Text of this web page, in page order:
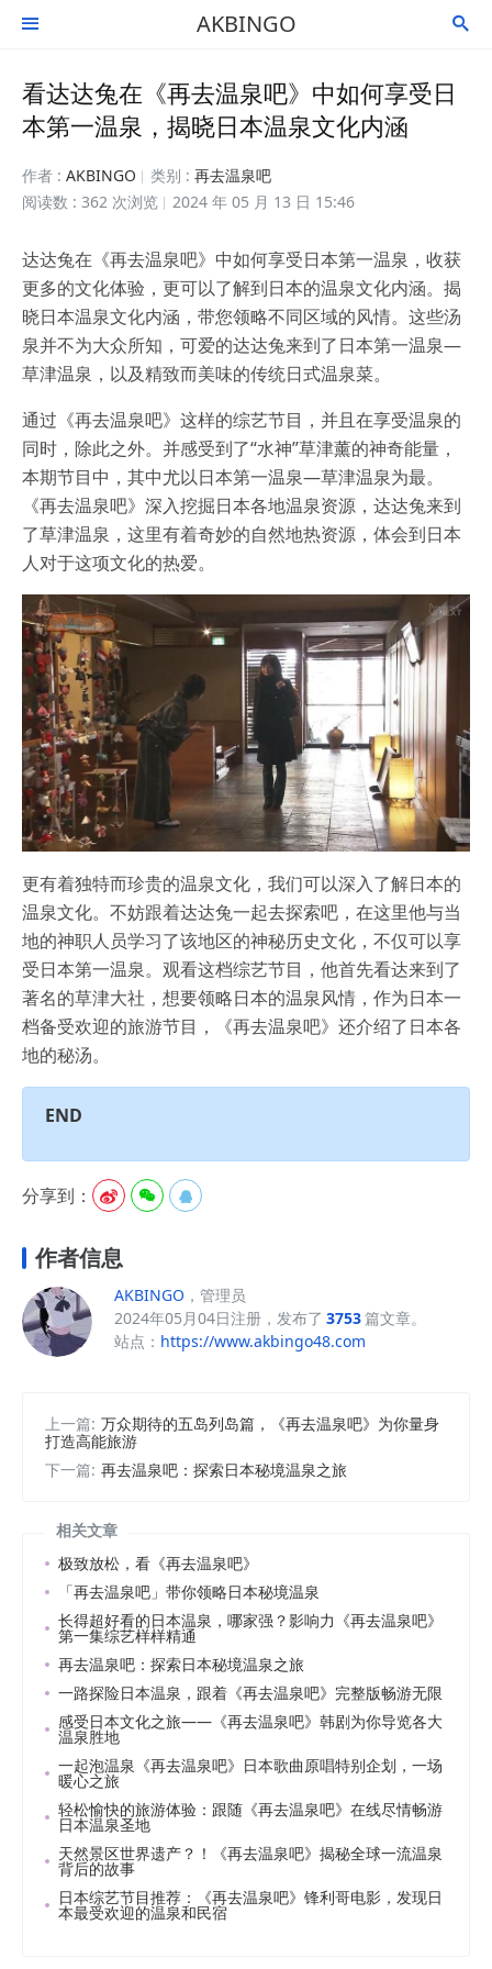
 AKBINGO 
看达达兔在《再去温泉吧》中如何享受日
本第一温泉，揭晓日本温泉文化内涵
作者 : AKBINGO 类别 : 再去温泉吧
阅读数 : 362 次浏览
2024 年 05 月 13 日 15:46
达达兔在《再去温泉吧》中如何享受日本第一温泉，收获
更多的文化体验，更可以了解到日本的温泉文化内涵。揭
晓日本温泉文化内涵，带您领略不同区域的风情。这些汤
泉并不为大众所知，可爱的达达兔来到了日本第一温泉—
草津温泉，以及精致而美味的传统日式温泉菜。
通过《再去温泉吧》这样的综艺节目，并且在享受温泉的
同时，除此之外。并感受到了“水神”草津薰的神奇能量，
本期节目中，其中尤以日本第一温泉—草津温泉为最。
《再去温泉吧》深入挖掘日本各地温泉资源，达达兔来到
了草津温泉，这里有着奇妙的自然地热资源，体会到日本
人对于这项文化的热爱。
更有着独特而珍贵的温泉文化，我们可以深入了解日本的
温泉文化。不妨跟着达达兔一起去探索吧，在这里他与当
地的神职人员学习了该地区的神秘历史文化，不仅可以享
受日本第一温泉。观看这档综艺节目，他首先看达来到了
著名的草津大社，想要领略日本的温泉风情，作为日本一
档备受欢迎的旅游节目，《再去温泉吧》还介绍了日本各
地的秘汤。
END
分享到：   
作者信息
AKBINGO ，管理员
2024年05月04日注册，发布了 3753篇文章。
站点： https://www.akbingo48.com
上一篇: 万众期待的五岛列岛篇，《再去温泉吧》为你量身
打造高能旅游
下一篇: 再去温泉吧：探索日本秘境温泉之旅
相关文章
极致放松，看《再去温泉吧》
「再去温泉吧」带你领略日本秘境温泉
长得超好看的日本温泉，哪家强？影响力《再去温泉吧》
第一集综艺样样精通
再去温泉吧：探索日本秘境温泉之旅
一路探险日本温泉，跟着《再去温泉吧》完整版畅游无限
感受日本文化之旅——《再去温泉吧》韩剧为你导览各大
温泉胜地
一起泡温泉《再去温泉吧》日本歌曲原唱特别企划，一场
暖心之旅
轻松愉快的旅游体验：跟随《再去温泉吧》在线尽情畅游
日本温泉圣地
天然景区世界遗产？！《再去温泉吧》揭秘全球一流温泉
背后的故事
日本综艺节目推荐：《再去温泉吧》锋利哥电影，发现日
本最受欢迎的温泉和民宿